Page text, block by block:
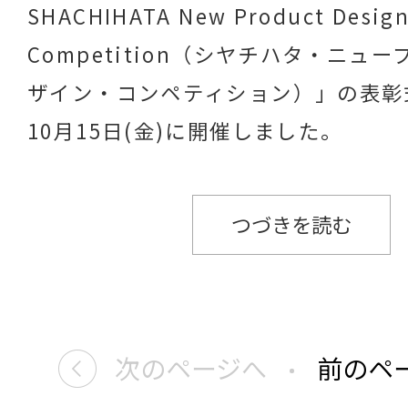
SHACHIHATA New Product
Competition（シヤチハタ・ニュー
ザイン・コンペティション）」の表
10月15日(金)に開催しました。
つづきを読む
次のページへ 前のペ